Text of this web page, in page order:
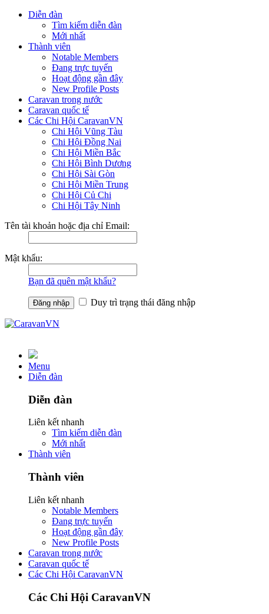
Diễn đàn
Tìm kiếm diễn đàn
Mới nhất
Thành viên
Notable Members
Đang trực tuyến
Hoạt động gần đây
New Profile Posts
Caravan trong nước
Caravan quốc tế
Các Chi Hội CaravanVN
Chi Hội Vũng Tàu
Chi Hội Đồng Nai
Chi Hội Miền Bắc
Chi Hội Bình Dương
Chi Hội Sài Gòn
Chi Hội Miền Trung
Chi Hội Củ Chi
Chi Hội Tây Ninh
Tên tài khoản hoặc địa chỉ Email:
Mật khẩu:
Bạn đã quên mật khẩu?
Duy trì trạng thái đăng nhập
Menu
Diễn đàn
Diễn đàn
Liên kết nhanh
Tìm kiếm diễn đàn
Mới nhất
Thành viên
Thành viên
Liên kết nhanh
Notable Members
Đang trực tuyến
Hoạt động gần đây
New Profile Posts
Caravan trong nước
Caravan quốc tế
Các Chi Hội CaravanVN
Các Chi Hội CaravanVN